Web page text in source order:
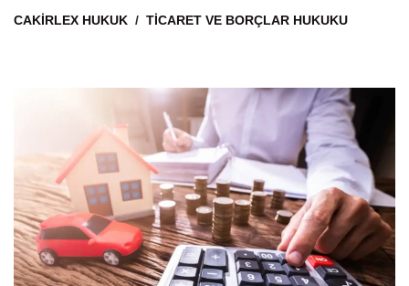
CAKIRLEX HUKUK TICARET VE BORÇLAR HUKUKU